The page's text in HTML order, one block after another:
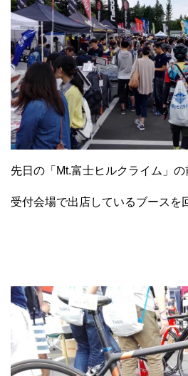
先日の「Mt.富士ヒルクライム」の
受付会場で出店しているブースを